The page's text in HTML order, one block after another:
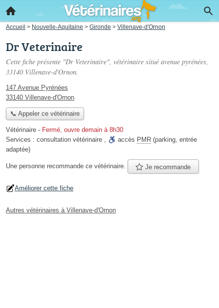
Accueil > Nouvelle-Aquitaine > Gironde > Villenave-d'Ornon
Dr Veterinaire
Cette fiche présente "Dr Veterinaire", vétérinaire situé avenue pyrénées,
33140 Villenave-d'Ornon.
147 Avenue Pyrénées
33140 Villenave-d'Ornon
📞 Appeler ce vétérinaire
Vétérinaire - Fermé, ouvre demain à 8h30
Services : consultation vétérinaire , accès PMR (parking, entrée
adaptée)
Une personne recommande ce vétérinaire. Je recommande
Améliorer cette fiche
Autres vétérinaires à Villenave-d'Ornon